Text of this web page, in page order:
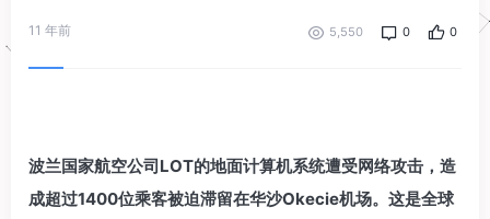
11 年前 5,550 0 0
波兰国家航空公司LOT的地面计算机系统遭受网络攻击，造
成超过1400位乘客被迫滞留在华沙Okecie机场。这是全球